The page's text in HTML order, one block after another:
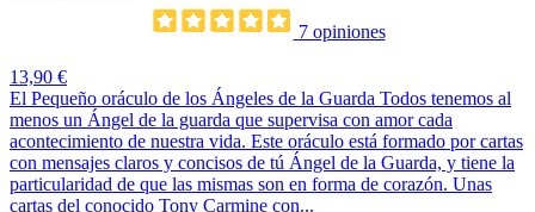
7 opiniones
13,90 €
El Pequeño oráculo de los Ángeles de la Guarda Todos tenemos al
menos un Ángel de la guarda que supervisa con amor cada
acontecimiento de nuestra vida. Este oráculo está formado por cartas
con mensajes claros y concisos de tú Ángel de la Guarda, y tiene la
particularidad de que las mismas son en forma de corazón. Unas
cartas del conocido Tony Carmine con...